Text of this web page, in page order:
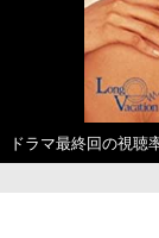
ドラマ最終回の視聴